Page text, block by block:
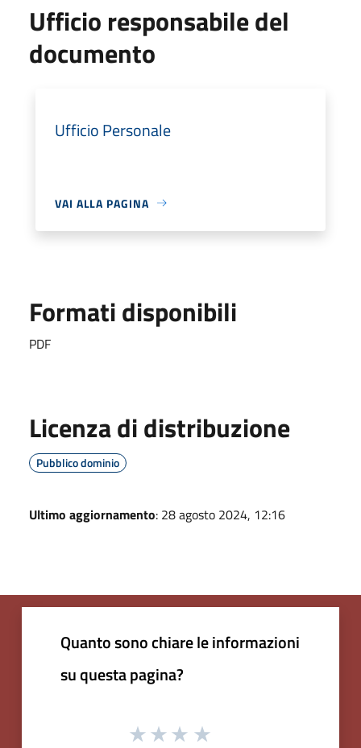
Ufficio responsabile del
documento
Ufficio Personale
VAI ALLA PAGINA
Formati disponibili
PDF
Licenza di distribuzione
Pubblico dominio
Ultimo aggiornamento: 28 agosto 2024, 12:16
Quanto sono chiare le informazioni
su questa pagina?